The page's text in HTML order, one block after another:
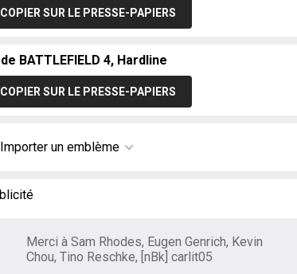
COPIER SUR LE PRESSE-PAPIERS
BATTLEFIELD 4, Hardline
COPIER SUR LE PRESSE-PAPIERS
Importer un emblème
Merci à Sam Rhodes, Eugen Genrich, Kevin
Chou, Tino Reschke, [nBk] carlit05